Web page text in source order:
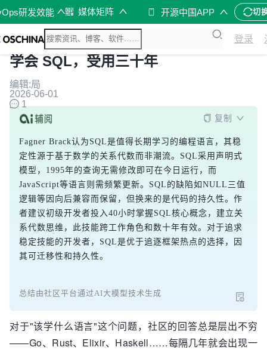
研发效能 媒体矩阵 开源中国APP 切
登录
学会 SQL，受用三十年
编辑:局
2026-06-01
1
复制
Fagner Brack认为SQL是值得长期学习的编程语言，其稳
定性源于基于数学的关系代数而非潮流。SQL采用声明式
模型，1995年的查询无需修改即可在今日运行，而
JavaScript等语言则需频繁更新。SQL的缺陷如NULL三值
逻辑等因向后兼容而保留，但换来的是代码的持久性。作
者建议初级开发者投入40小时掌握SQL核心概念，建立关
系代数思维，此技能跨工作角色和数十年有效。对于追求
稳定技能的开发者，SQL是优于追逐框架热点的选择，因
其可迁移性和持久性。
总结由社区平台通过AI大模型技术生成
对于"该学什么语言"这个问题，社区的回答总是层出不穷
——Go、Rust、Elixir、Haskell……每隔几年就会出现一